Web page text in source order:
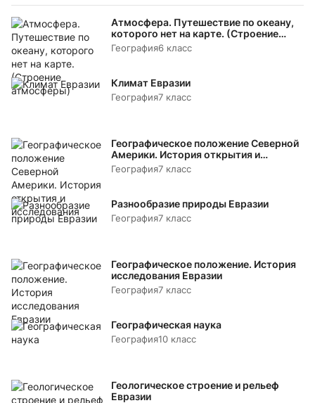
Атмосфера. Путешествие по океану,
которого нет на карте. (Строение
атмосферы)
География6 класс
Климат Евразии
География7 класс
Географическое положение Северной
Америки. История открытия и
исследования
География7 класс
Разнообразие природы Евразии
География7 класс
Географическое положение. История
исследования Евразии
География7 класс
Географическая наука
География10 класс
Геологическое строение и рельеф
Евразии